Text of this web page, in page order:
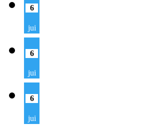
6
jui
6
jui
6
jui